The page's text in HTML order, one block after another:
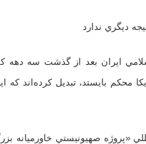
ديگري ندارد
ايران بعد از گذشت سه دهه
محكم بايستد، تبديل كرده‌اند
«پروژه صهيونيستي